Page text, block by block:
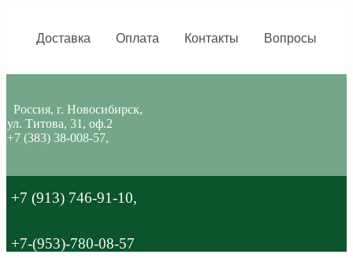
Вопросы
Контакты
Оплата
Доставка
Россия, г. Новосибирск,
ул. Титова, 31, оф.2
+7 (383) 38-008-57,
+7 (913) 746-91-10,
+7-(953)-780-08-57